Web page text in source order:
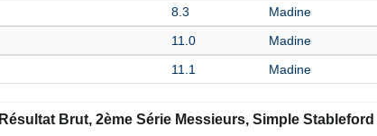
8.3 Madine
11.0 Madine
11.1 Madine
Résultat Brut, 2ème Série Messieurs, Simple Stableford